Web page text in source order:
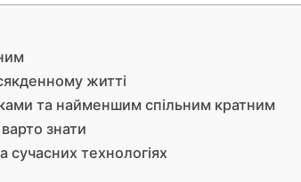
житті
та найменшим спільним кратним
знати
сучасних технологіях